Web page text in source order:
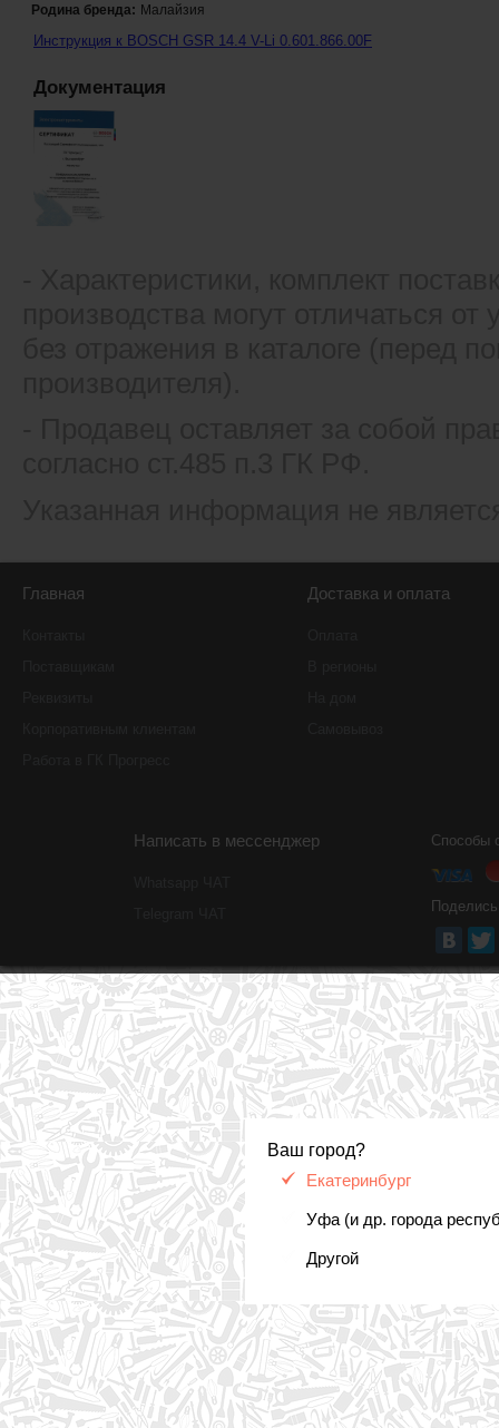
Ваш город?
Екатеринбург
Уфа (и др. города
Другой
Родина бренда: Малайзия
Инструкция к BOSCH GSR 14.4 V-Li 0.601.866.00F
Документация
Главная Доставка и оплата
Написать в мессенджер Способы